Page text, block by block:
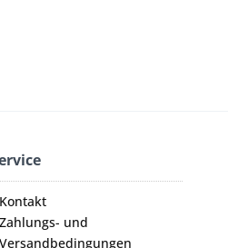
Kontakt
Zahlungs- und
Versandbedingungen